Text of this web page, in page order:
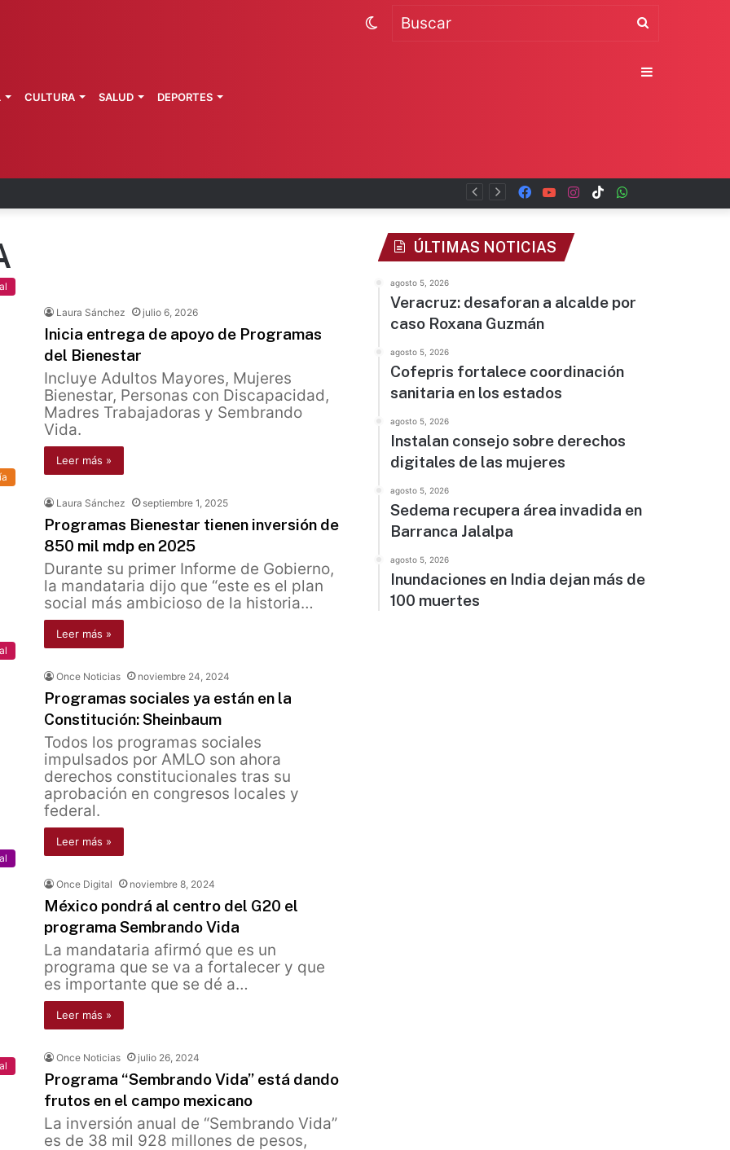
fortalece coordinación sanitaria en los estados TikTok
Instagram
YouTube
Facebook
CULTURA SALUD DEPORTES
Switch
Laura Sánchez julio 6, 2026
Inicia entrega de apoyo de Programas
del Bienestar
Incluye Adultos Mayores, Mujeres
Bienestar, Personas con Discapacidad,
Madres Trabajadoras y Sembrando
Vida.
Leer más »
Laura Sánchez septiembre 1, 2025
Programas Bienestar tienen inversión de
850 mil mdp en 2025
Durante su primer Informe de Gobierno,
la mandataria dijo que “este es el plan
social más ambicioso de la historia…
Leer más »
Once Noticias noviembre 24, 2024
Programas sociales ya están en la
Constitución: Sheinbaum
Todos los programas sociales
impulsados por AMLO son ahora
derechos constitucionales tras su
aprobación en congresos locales y
federal.
Leer más »
Once Digital noviembre 8, 2024
México pondrá al centro del G20 el
programa Sembrando Vida
La mandataria afirmó que es un
programa que se va a fortalecer y que
es importante que se dé a…
Leer más »
Once Noticias julio 26, 2024
Programa “Sembrando Vida” está dando
frutos en el campo mexicano
La inversión anual de “Sembrando Vida”
es de 38 mil 928 millones de pesos,
ÚLTIMAS NOTICIAS
agosto 5, 2026
Veracruz: desaforan a alcalde por
caso Roxana Guzmán
agosto 5, 2026
Cofepris fortalece coordinación
sanitaria en los estados
agosto 5, 2026
Instalan consejo sobre derechos
digitales de las mujeres
agosto 5, 2026
Sedema recupera área invadida en
Barranca Jalalpa
agosto 5, 2026
Inundaciones en India dejan más de
100 muertes